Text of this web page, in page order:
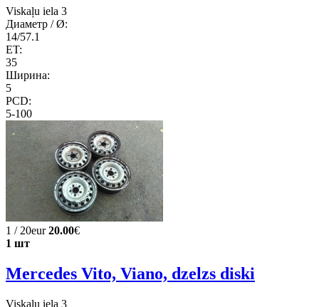
Viskaļu iela 3
Диаметр / Ø:
14/57.1
ET:
35
Ширина:
5
PCD:
5-100
1 / 20eur 20.00€
1 шт
Mercedes Vito, Viano, dzelzs diski
Viskaļu iela 3